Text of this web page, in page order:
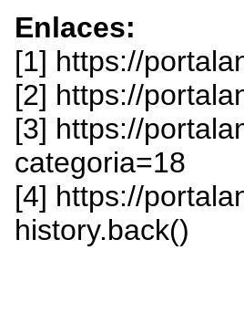
Enlaces:
[1] https://
[2] https://
[3] https://
categoria=18
[4] https://
history.back()